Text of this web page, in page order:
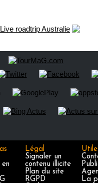
en
Légal
Signaler un
contenu illicite
Plan du site
RGPD
La